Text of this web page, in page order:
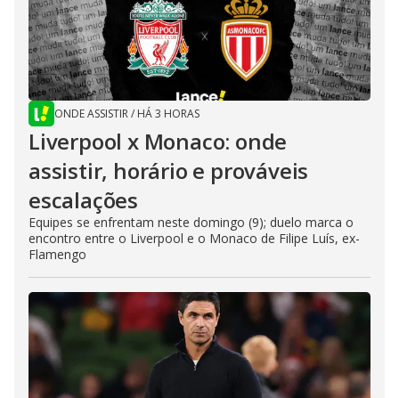
ONDE ASSISTIR/ HÁ 3 HORAS
Liverpool x Monaco: onde
assistir, horário e prováveis
escalações
Equipes se enfrentam neste domingo (9); duelo marca o
encontro entre o Liverpool e o Monaco de Filipe Luís, ex-
Flamengo